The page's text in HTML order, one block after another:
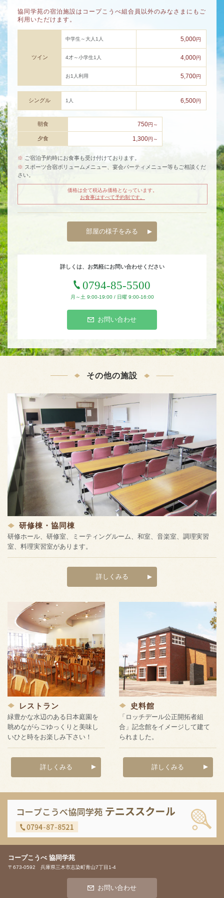
協同学苑の宿泊施設はコープこうべ組合員以外のみなさまにもご
利用いただけます。
ツイン
中学生～大人1人 5,000円
4才～小学生1人 4,000円
お1人利用 5,700円
シングル 1人 6,500円
朝食 750円～
夕食 1,300円～
※ ご宿泊予約時にお食事も受け付けております。
※ スポーツ合宿ボリュームメニュー、宴会パーティメニュー等もご相談くだ
さい。
価格は全て税込み価格となっています。
お食事はすべて予約制です。
部屋の様子をみる
詳しくは、お気軽にお問い合わせください
0794-85-5500
月～土 9:00-19:00 / 日曜 9:00-16:00
お問い合わせ
その他の施設
研修棟・協同棟
研修ホール、研修室、ミーティングルーム、和室、音楽室、調理実習
室、料理実習室があります。
詳しくみる
レストラン
緑豊かな水辺のある日本庭園を
眺めながらごゆっくりと美味し
いひと時をお楽しみ下さい！
詳しくみる
史料館
「ロッチデール公正開拓者組
合」記念館をイメージして建て
られました。
詳しくみる
コープこうべ 協同学苑
〒673-0592 兵庫県三木市志染町青山7丁目1-4
お問い合わせ